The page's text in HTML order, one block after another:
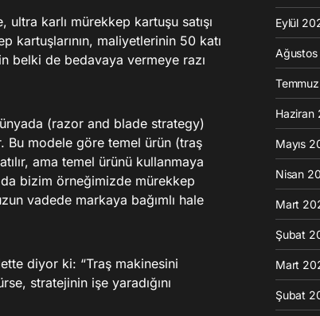
ultra karlı mürekkep kartuşu satışı
kartuşlarının, maliyetlerinin 50 katı
belki de bedavaya vermeye razı
(razor and blade strategy)
modele göre temel ürün (traş
ama temel ürünü kullanmaya
bizim örneğimizde mürekkep
vadede markaya bağımlı hale
diyor ki: “Traş makinesini
stratejinin işe yaradığını
Eylül
Haziran
Mayıs
Nisan
Mart
Şubat
Mart
Şubat